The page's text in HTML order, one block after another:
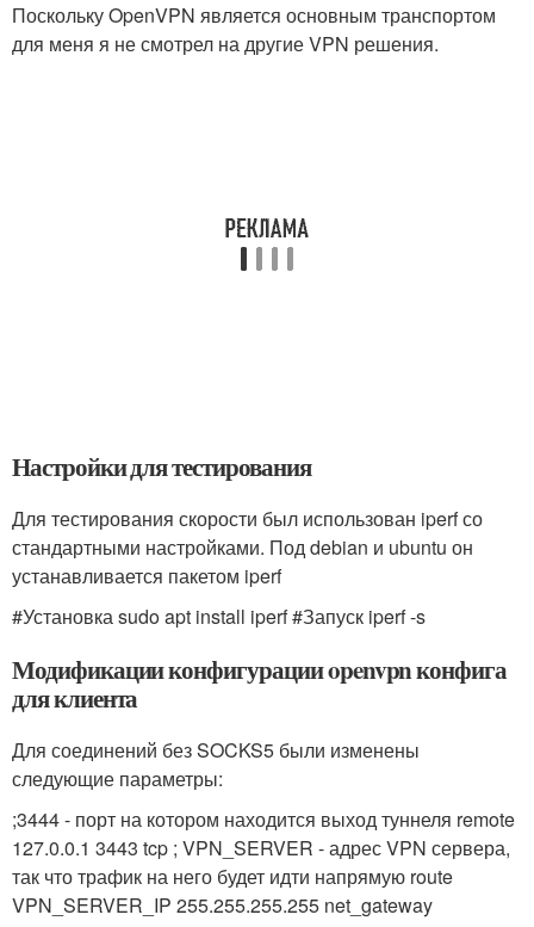
Поскольку OpenVPN является основным транспортом
для меня я не смотрел на другие VPN решения.
Настройки для тестирования
Для тестирования скорости был использован iperf со
стандартными настройками. Под debian и ubuntu он
устанавливается пакетом iperf
#Установка sudo apt install iperf #Запуск iperf -s
Модификации конфигурации openvpn конфига
для клиента
Для соединений без SOCKS5 были изменены
следующие параметры:
;3444 - порт на котором находится выход туннеля remote
127.0.0.1 3443 tcp ; VPN_SERVER - адрес VPN сервера,
так что трафик на него будет идти напрямую route
VPN_SERVER_IP 255.255.255.255 net_gateway